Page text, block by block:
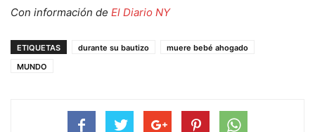
Con información de El Diario NY
ETIQUETAS durante su bautizo
muere bebé ahogado
MUNDO